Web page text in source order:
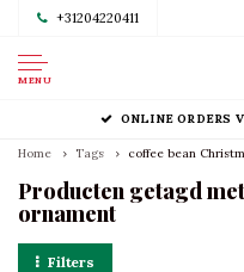
+31204220411
MENU
ONLINE ORDERS
Home Tags coffee bean
Producten getagd
ornament
Filters